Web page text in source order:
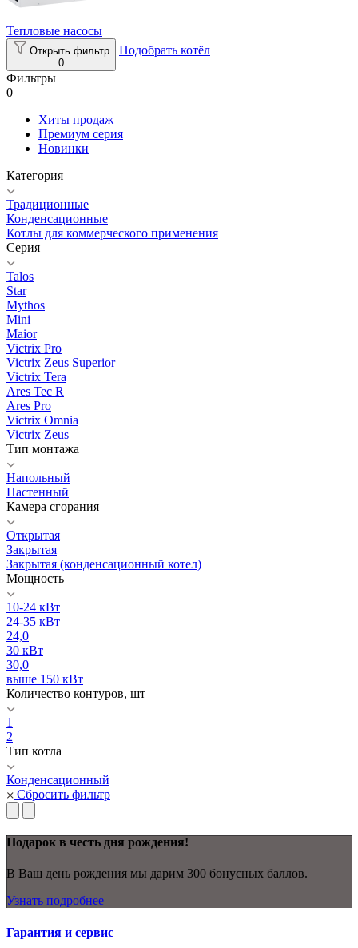
Тепловые насосы
Открыть фильтр
0
Подобрать котёл
Фильтры
0
Хиты продаж
Премиум серия
Новинки
Категория
Традиционные
Конденсационные
Котлы для коммерческого применения
Серия
Talos
Star
Mythos
Mini
Maior
Victrix Pro
Victrix Zeus Superior
Victrix Tera
Ares Tec R
Ares Pro
Victrix Omnia
Victrix Zeus
Тип монтажа
Напольный
Настенный
Камера сгорания
Открытая
Закрытая
Закрытая (конденсационный котел)
Мощность
10-24 кВт
24-35 кВт
24,0
30 кВт
30,0
выше 150 кВт
Количество контуров, шт
1
2
Тип котла
Конденсационный
Сбросить фильтр
Подарок в честь дня рождения!
В Ваш день рождения мы дарим 300 бонусных баллов.
Узнать подробнее
Гарантия и сервис